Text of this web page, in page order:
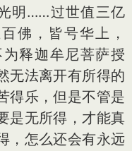
明……过世值三亿
佛，皆号华上，
释迦牟尼菩萨授
无法离开有所得的
得乐，但是不管是
是无所得，才能真
，怎么还会有永远